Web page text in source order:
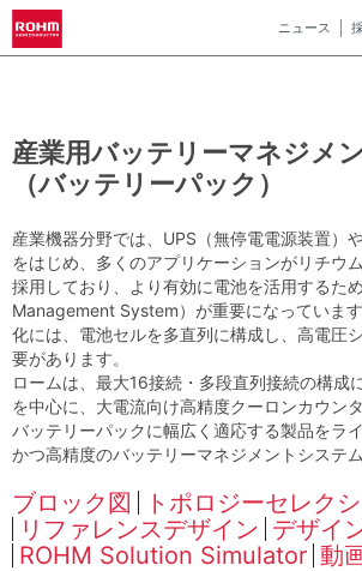
ニュース
産業用バッテリーマネジメ
（バッテリーパック）
産業機器分野では、UPS（無停電電源装置）
をはじめ、多くのアプリケーションがリチウ
採用しており、より有効に電池を活用するた
Management System）が重要になっていま
化には、電池セルを多直列に構成し、高電圧
要があります。
ロームは、最大16接続・多段直列接続の構成
を中心に、大電流向け高精度クーロンカウン
バッテリーパックに幅広く適応する製品をラ
かつ高精度のバッテリーマネジメントシステ
ブロック図
トポロジーセレク
リファレンスデザイン デザイ
ROHM Solution Simulator 動